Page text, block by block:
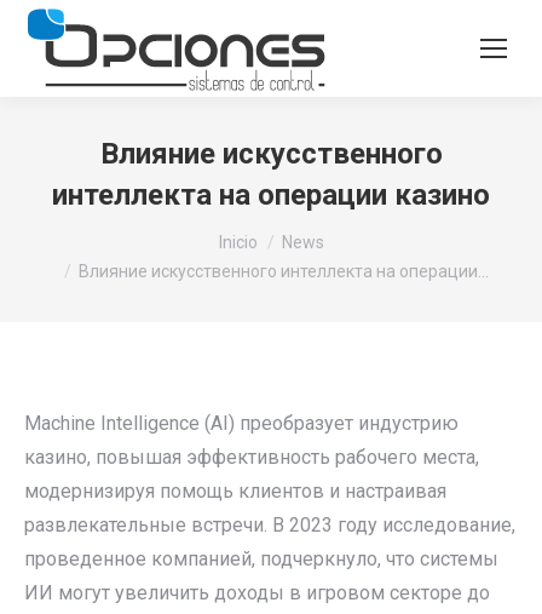
Влияние искусственного
интеллекта на операции казино
Inicio
News
Влияние искусственного интеллекта на операции…
Machine Intelligence (AI) преобразует индустрию
казино, повышая эффективность рабочего места,
модернизируя помощь клиентов и настраивая
развлекательные встречи. В 2023 году исследование,
проведенное компанией, подчеркнуло, что системы
ИИ могут увеличить доходы в игровом секторе до